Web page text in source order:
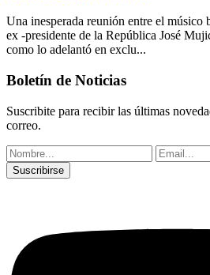
Una inesperada reunión entre el músico
ex -presidente de la República José
como lo adelantó en exclu...
Boletín de Noticias
Suscribite para recibir las últimas
correo.
Suscribirse